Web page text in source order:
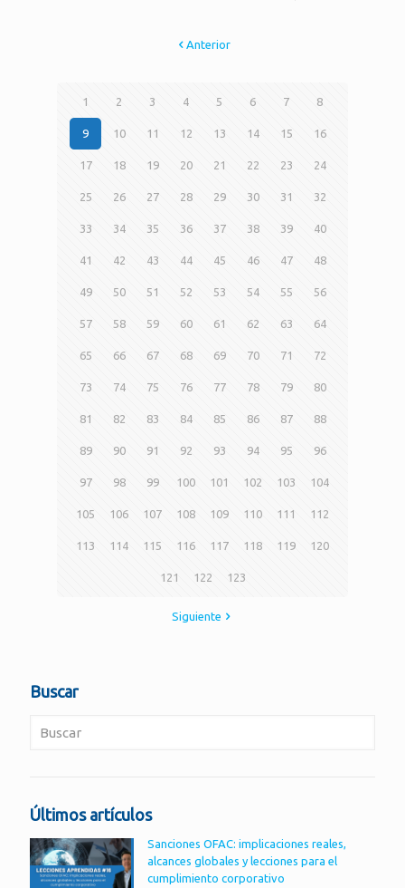
Anterior
1 2 3 4 5 6 7 8
9 10 11 12 13 14 15 16
17 18 19 20 21 22 23 24
25 26 27 28 29 30 31 32
33 34 35 36 37 38 39 40
41 42 43 44 45 46 47 48
49 50 51 52 53 54 55 56
57 58 59 60 61 62 63 64
65 66 67 68 69 70 71 72
73 74 75 76 77 78 79 80
81 82 83 84 85 86 87 88
89 90 91 92 93 94 95 96
97 98 99 100 101 102 103 104
105 106 107 108 109 110 111 112
113 114 115 116 117 118 119 120
121 122 123
Siguiente
Buscar
Últimos artículos
Sanciones OFAC: implicaciones reales,
alcances globales y lecciones para el
cumplimiento corporativo